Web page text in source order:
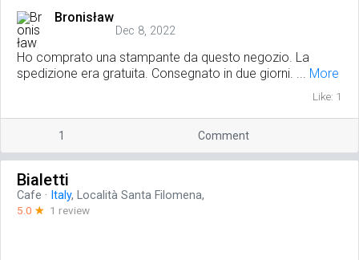
Bronisław
Dec 8, 2022
Ho comprato una stampante da questo negozio. La
spedizione era gratuita. Consegnato in due giorni. ... More
Like: 1
1 Comment
Bialetti
Cafe · Italy, Località Santa Filomena,
5.0 ☆ 1 review